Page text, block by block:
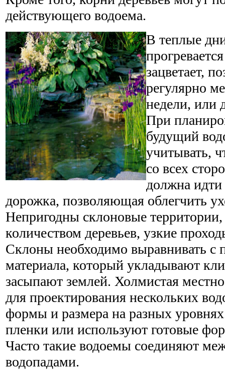
действующего водоема.
В теплые
зацветает,
регулярно
недели, или
При
будущий
учитывать,
со всех
должна идти
дорожка, позволяющая облегчить
Непригодны склоновые
количеством деревьев, узкие
Склоны необходимо выравнивать
материала, который укладывают
засыпают землей. Холмистая
для проектирования нескольких
формы и размера на разных
пленки или используют готовые
Часто такие водоемы соединяют
водопадами.